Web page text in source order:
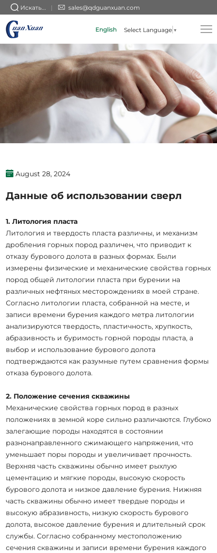
Искать... sales@qdguanxuan.com
English Select Language ▼
Данные
об
использовании
сверл
August 28, 2024
Данные об использовании сверл
1. Литология пласта
Литология и твердость пласта различны, и механизм
дробления горных пород различен, что приводит к
отказу бурового долота в разных формах. Были
измерены физические и механические свойства горных
пород общей литологии пласта при бурении на
различных нефтяных месторождениях в моей стране.
Согласно литологии пласта, собранной на месте, и
записи времени бурения каждого метра литологии
анализируются твердость, пластичность, хрупкость,
абразивность и буримость горной породы пласта, а
выбор и использование бурового долота
подтверждаются как разумные путем сравнения формы
отказа бурового долота.
2. Положение сечения скважины
Механические свойства горных пород в разных
положениях в земной коре сильно различаются. Глубоко
залегающие породы находятся в состоянии
разнонаправленного сжимающего напряжения, что
уменьшает поры породы и увеличивает прочность.
Верхняя часть скважины обычно имеет рыхлую
цементацию и мягкие породы, высокую скорость
бурового долота и низкое давление бурения. Нижняя
часть скважины обычно имеет твердые породы и
высокую абразивность, низкую скорость бурового
долота, высокое давление бурения и длительный срок
службы. Согласно собранному местоположению
сечения скважины и записи времени бурения каждого